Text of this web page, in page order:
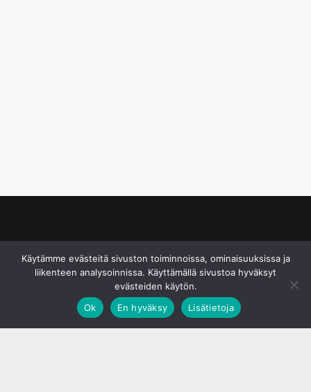
Käytämme evästeitä sivuston toiminnoissa, ominaisuuksissa ja
liikenteen analysoinnissa. Käyttämällä sivustoa hyväksyt
evästeiden käytön.
Ok
En hyväksy Lisätietoja